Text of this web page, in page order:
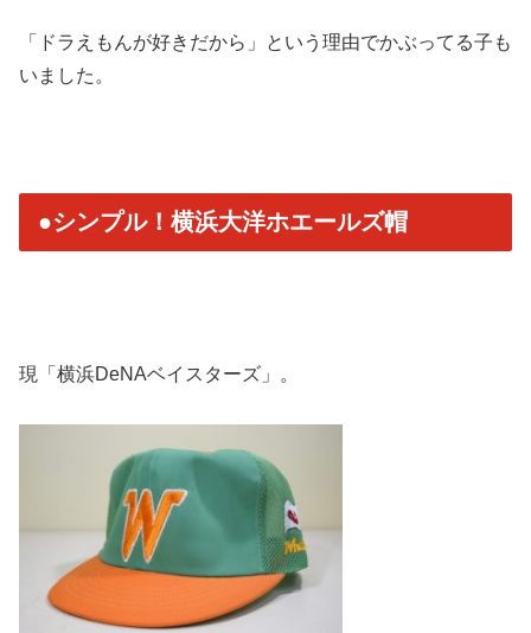
「ドラえもんが好きだから」
という理由でかぶってる子も
いました。
●シンプル！横浜大洋ホエールズ帽
現「横浜DeNAベイスターズ」。